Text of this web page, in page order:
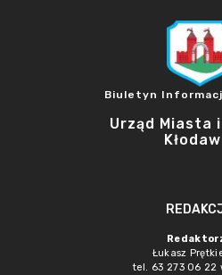
Biuletyn
Urząd Miasta
Łukasz
tel. 63 273 06 22